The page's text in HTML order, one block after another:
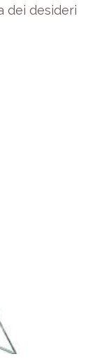
dei desideri